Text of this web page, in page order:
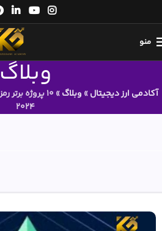
منو
وبلاگ
آکادمی ارز دیجیتال» وبلاگ»
2024